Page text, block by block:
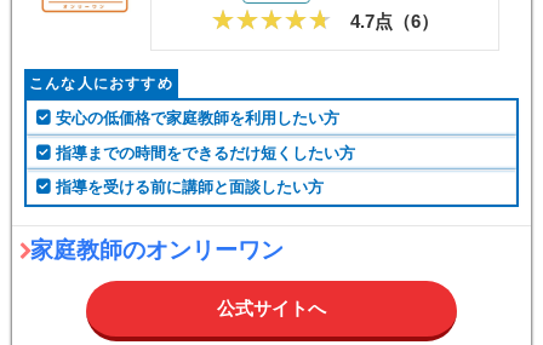
4.7点（6）
こんな人におすすめ
安心の低価格で家庭教師を利用したい方
指導までの時間をできるだけ短くしたい方
指導を受ける前に講師と面談したい方
家庭教師のオンリーワン
公式サイトへ